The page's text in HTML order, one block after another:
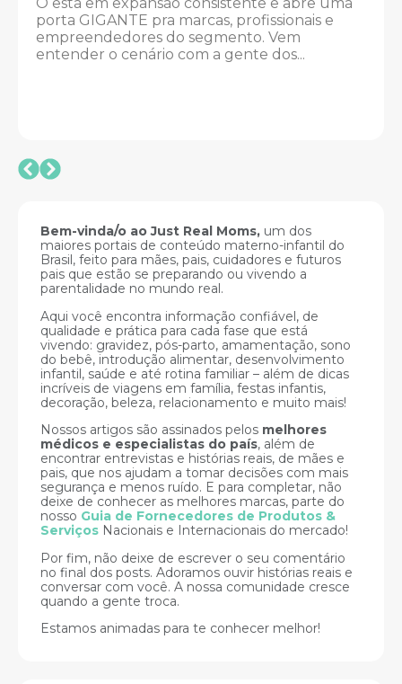
porta GIGANTE pra marcas, profissionais e
empreendedores do segmento. Vem
entender o cenário com a gente dos...
Bem-vinda/o ao Just Real Moms, um dos
maiores portais de conteúdo materno-infantil do
Brasil, feito para mães, pais, cuidadores e futuros
pais que estão se preparando ou vivendo a
parentalidade no mundo real.
Aqui você encontra informação confiável, de
qualidade e prática para cada fase que está
vivendo: gravidez, pós-parto, amamentação, sono
do bebê, introdução alimentar, desenvolvimento
infantil, saúde e até rotina familiar – além de dicas
incríveis de viagens em família, festas infantis,
decoração, beleza, relacionamento e muito mais!
Nossos artigos são assinados pelos melhores
médicos e especialistas do país, além de
encontrar entrevistas e histórias reais, de mães e
pais, que nos ajudam a tomar decisões com mais
segurança e menos ruído. E para completar, não
deixe de conhecer as melhores marcas, parte do
nosso Guia de Fornecedores de Produtos &
Serviços Nacionais e Internacionais do mercado!
Por fim, não deixe de escrever o seu comentário
no final dos posts. Adoramos ouvir histórias reais e
conversar com você. A nossa comunidade cresce
quando a gente troca.
Estamos animadas para te conhecer melhor!